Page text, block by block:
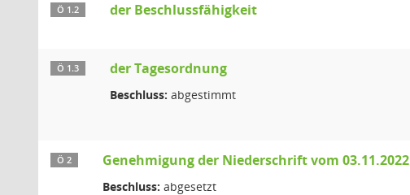
Ö 1.2 der Beschlussfähigkeit
Ö 1.3 der Tagesordnung
Beschluss: abgestimmt
Ö 2 Genehmigung der Niederschrift vom 03.11.2022
Beschluss: abgesetzt